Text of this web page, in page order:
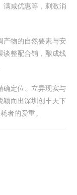
满减优惠等，刺激消
产物的自然要素与安
谈整配合销，酿成线
确定位、立异现实与
颖而出深圳创丰天下
者的爱重。